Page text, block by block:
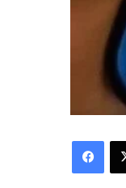
Facebook